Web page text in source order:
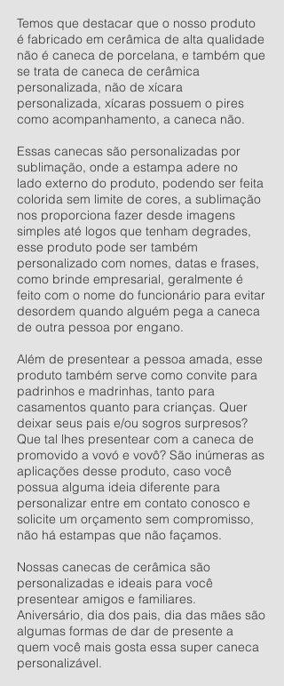
Temos que destacar que o nosso produto
é fabricado em cerâmica de alta qualidade
não é caneca de porcelana, e também que
se trata de caneca de cerâmica
personalizada, não de xícara
personalizada, xícaras possuem o pires
como acompanhamento, a caneca não.
Essas canecas são personalizadas por
sublimação, onde a estampa adere no
lado externo do produto, podendo ser feita
colorida sem limite de cores, a sublimação
nos proporciona fazer desde imagens
simples até logos que tenham degrades,
esse produto pode ser também
personalizado com nomes, datas e frases,
como brinde empresarial, geralmente é
feito com o nome do funcionário para evitar
desordem quando alguém pega a caneca
de outra pessoa por engano.
Além de presentear a pessoa amada, esse
produto também serve como convite para
padrinhos e madrinhas, tanto para
casamentos quanto para crianças. Quer
deixar seus pais e/ou sogros surpresos?
Que tal lhes presentear com a caneca de
promovido a vovó e vovô? São inúmeras as
aplicações desse produto, caso você
possua alguma ideia diferente para
personalizar entre em contato conosco e
solicite um orçamento sem compromisso,
não há estampas que não façamos.
Nossas canecas de cerâmica são
personalizadas e ideais para você
presentear amigos e familiares.
Aniversário, dia dos pais, dia das mães são
algumas formas de dar de presente a
quem você mais gosta essa super caneca
personalizável.